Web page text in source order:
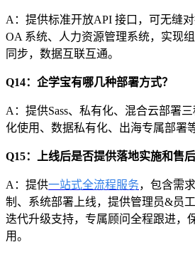
A：提供标准开放API 接口，可无缝对
OA 系统、人力资源管理系统，实现
同步，数据互联互通。
Q14：企学宝有哪几种部署方式？
A：提供Sass、私有化、混合云部署
化使用、数据私有化、出海专属部署
Q15：上线后是否提供落地实施和售后
A：提供一站式全流程服务，包含需
制、系统部署上线，提供管理员&员
迭代升级支持，专属顾问全程跟进，
用。